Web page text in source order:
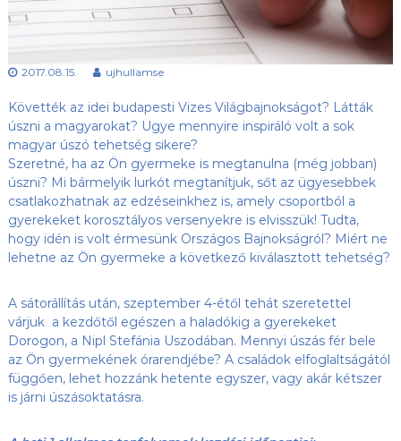
s
e
t
l
a
Ú
j
-
u
l
l
á
m
S
o
n
l
a
p
j
a
2017.08.15. ujhullamse
Követték az idei budapesti Vizes Világbajnokságot? Látták
úszni a magyarokat? Ugye mennyire inspiráló volt a sok
magyar úszó tehetség sikere?
Szeretné, ha az Ön gyermeke is megtanulna (még jobban)
úszni? Mi bármelyik lurkót megtanítjuk, sőt az ügyesebbek
csatlakozhatnak az edzéseinkhez is, amely csoportból a
gyerekeket korosztályos versenyekre is elvisszük! Tudta,
hogy idén is volt érmesünk Országos Bajnokságról? Miért ne
lehetne az Ön gyermeke a következő kiválasztott tehetség?
A sátorállítás után, szeptember 4-étől tehát szeretettel
várjuk a kezdőtől egészen a haladókig a gyerekeket
Dorogon, a Nipl Stefánia Uszodában. Mennyi úszás fér bele
az Ön gyermekének órarendjébe? A családok elfoglaltságától
függően, lehet hozzánk hetente egyszer, vagy akár kétszer
is járni úszásoktatásra.